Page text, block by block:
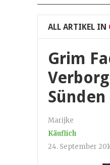
ALL ARTIKEL IN
Grim
Sünden
Marijke
Käuflich
24. September